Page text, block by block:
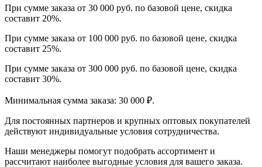
При сумме заказа от 30 000 руб. по базовой цене, скидка
составит 20%.
При сумме заказа от 100 000 руб. по базовой цене, скидка
составит 25%.
При сумме заказа от 300 000 руб. по базовой цене, скидка
составит 30%.
Минимальная сумма заказа: 30 000 ₽.
Для постоянных партнеров и крупных оптовых покупателей
действуют индивидуальные условия сотрудничества.
Наши менеджеры помогут подобрать ассортимент и
рассчитают наиболее выгодные условия для вашего заказа.